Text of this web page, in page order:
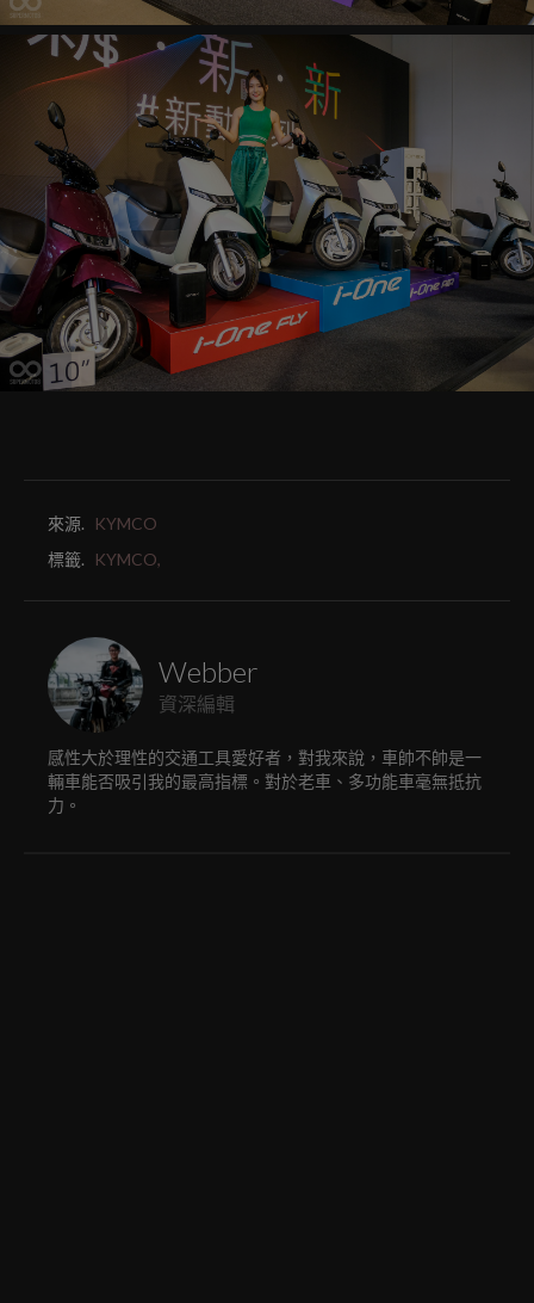
來源.
KYMCO
標籤.
KYMCO,
Webber
資深編輯
感性大於理性的交通工具愛好者，對我來說，車帥不帥是一
輛車能否吸引我的最高指標。對於老車、多功能車毫無抵抗
力。